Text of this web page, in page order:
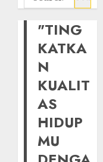
for:
"TING
KATKA
N
KUALIT
AS
HIDUP
MU